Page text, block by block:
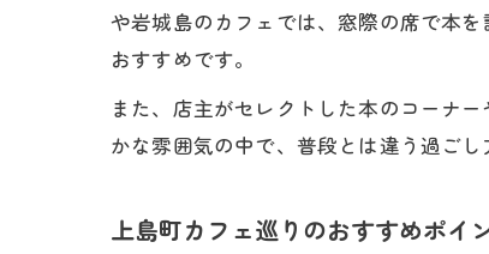
や岩城島のカフェでは、窓際の席で本
おすすめです。
また、店主がセレクトした本のコーナ
かな雰囲気の中で、普段とは違う過ご
上島町カフェ巡りのおすすめポイ